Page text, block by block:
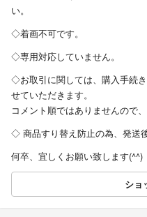
い。
◇着画不可です。
◇専用対応していません。
◇お取引に関しては、購入手続
せていただきます。
コメント順ではありませんので、
◇ 商品すり替え防止の為、発送
何卒、宜しくお願い致します(^^)
ショ